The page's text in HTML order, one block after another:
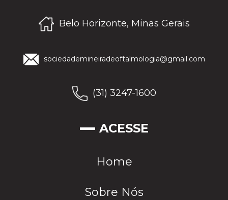
Belo Horizonte, Minas Gerais
sociedademineiradeoftalmologia@gmail.com
(31) 3247-1600
ACESSE
Home
Sobre Nós